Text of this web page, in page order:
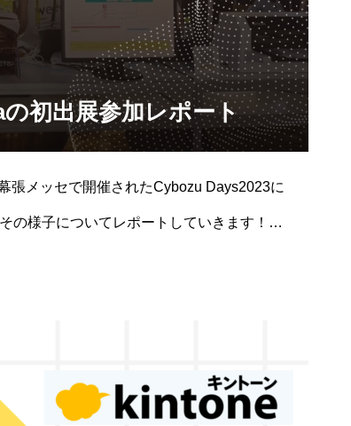
初出展参加レポート
張メッセで開催されたCybozu Days2023に
の様子についてレポートしていきます！